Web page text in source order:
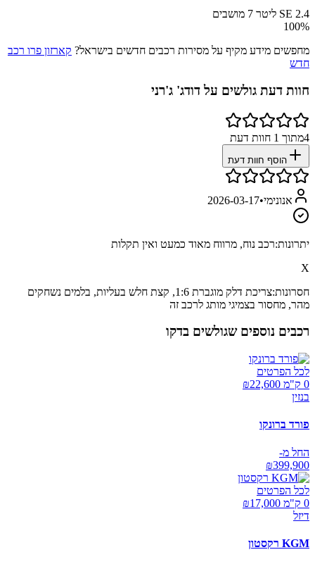
SE 2.4 ליטר 7 מושבים
100%
מחפשים מידע מקיף על מסירות רכבים חדשים בישראל? קארזון פרו רכב
חדש
חוות דעת גולשים על דודג' ג'רני
4מתוך 1 חוות דעת
הוסף חוות דעת
אנונימי•
2026-03-17
יתרונות:רכב נוח, מרווח מאוד כמעט ואין תקלות
X
חסרונות:
צריכת דלק מוגברת 1:6, קצת חלש בעליות, בלמים נשחקים
מהר, מחסור בצמיגי מותג לרכב זה
רכבים נוספים שגולשים בדקו
לכל הפרטים
0 ק"מ ₪
22,600
בנזין
פורד ברונקו
החל מ-
₪399,900
לכל הפרטים
0 ק"מ ₪
17,000
דיזל
KGM רקסטון